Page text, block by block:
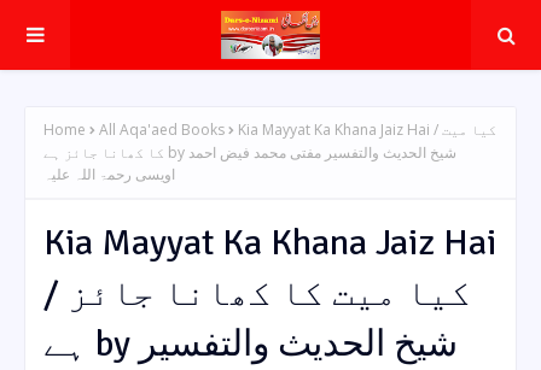
Home All Aqa'aed Books
Kia Mayyat Ka Khana Jaiz Hai / کیا میت
کا کھانا جائز ہے by شیخ الحدیث والتفسیر مفتی محمد فیض احمد
اویسی رحمۃ اللہ علیہ
Kia Mayyat Ka Khana Jaiz Hai
/ کیا میت کا کھانا جائز
ہے by شیخ الحدیث والتفسیر